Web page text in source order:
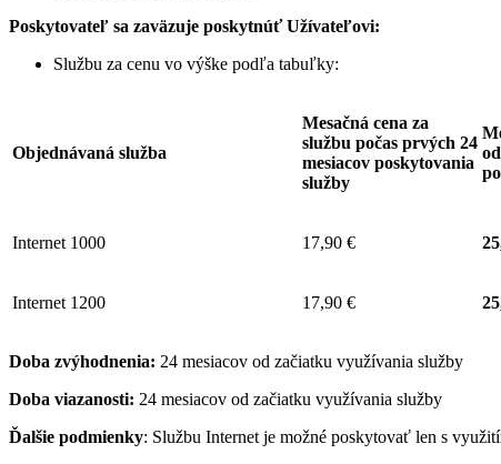
Poskytovateľ sa zaväzuje poskytnúť Užívateľovi:
Službu za cenu vo výške podľa tabuľky:
Objednávaná služba
Mesačná cena za
službu počas prvých 24
mesiacov poskytovania
služby
Internet 1000 17,90 €
Internet 1200 17,90 €
Doba zvýhodnenia: 24 mesiacov od začiatku využívania služby
Doba viazanosti: 24 mesiacov od začiatku využívania služby
Ďalšie podmienky: Službu Internet je možné poskytovať len s